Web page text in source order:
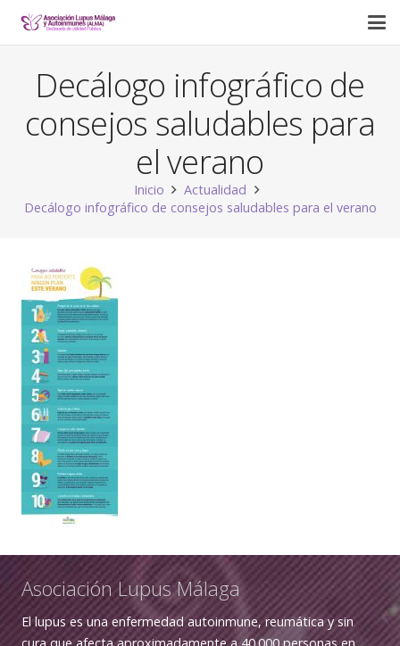
Decálogo infográfico de
consejos saludables para
el verano
Inicio
Actualidad
Decálogo infográfico de consejos saludables para el verano
Asociación Lupus Málaga
El lupus es una enfermedad autoinmune, reumática y sin